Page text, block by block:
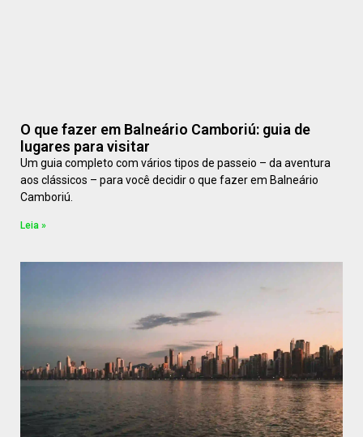
O que fazer em Balneário Camboriú: guia de
lugares para visitar
Um guia completo com vários tipos de passeio – da aventura
aos clássicos – para você decidir o que fazer em Balneário
Camboriú.
Leia »